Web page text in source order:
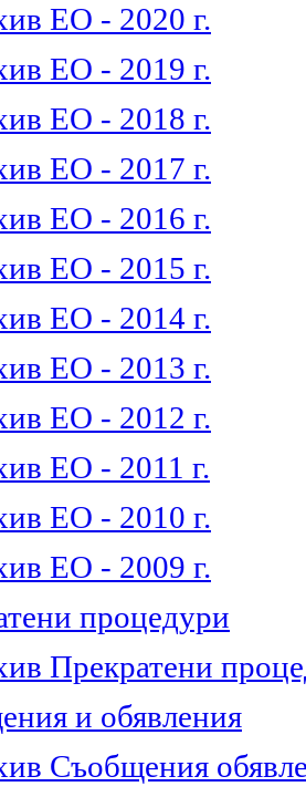
ЕО - 2020 г.
ЕО - 2019 г.
ЕО - 2018 г.
ЕО - 2017 г.
ЕО - 2016 г.
ЕО - 2015 г.
ЕО - 2014 г.
ЕО - 2013 г.
ЕО - 2012 г.
ЕО - 2011 г.
ЕО - 2010 г.
ЕО - 2009 г.
процедури
Прекратени
и обявления
Съобщения